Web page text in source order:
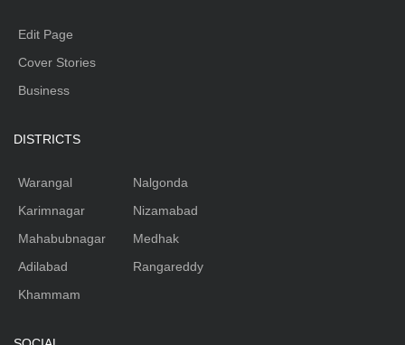
Edit Page
Cover Stories
Business
DISTRICTS
Warangal
Karimnagar
Mahabubnagar
Adilabad
Khammam
Nalgonda
Nizamabad
Medhak
Rangareddy